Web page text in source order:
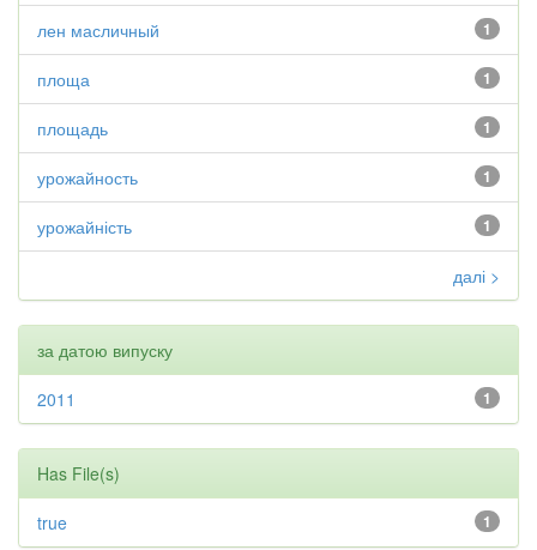
1
лен масличный
1
площа
1
площадь
1
урожайность
1
урожайність
далі >
за датою випуску
1
2011
Has File(s)
1
true